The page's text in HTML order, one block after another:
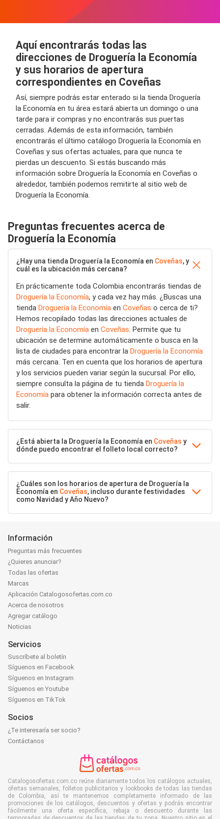
Aquí encontrarás todas las
direcciones de Droguería la Economía
y sus horarios de apertura
correspondientes en Coveñas
Así, siempre podrás estar enterado si la tienda Droguería
la Economía en tu área estará abierta un domingo o una
tarde para ir compras y no encontrarás sus puertas
cerradas. Además de esta información, también
encontrarás el último catálogo Droguería la Economía en
Coveñas y sus ofertas actuales, para que nunca te
pierdas un descuento. Si estás buscando más
información sobre Droguería la Economía en Coveñas o
alrededor, también podemos remitirte al sitio web de
Droguería la Economía.
Preguntas frecuentes acerca de
Droguería la Economía
¿Hay una tienda Droguería la Economía en Coveñas, y
cuál es la ubicación más cercana?
En prácticamente toda Colombia encontrarás tiendas de
Droguería la Economía, y cada vez hay más. ¿Buscas una
tienda Droguería la Economía en Coveñas o cerca de ti?
Hemos recopilado todas las direcciones actuales de
Droguería la Economía en Coveñas. Permite que tu
ubicación se determine automáticamente o busca en la
lista de ciudades para encontrar la Droguería la Economía
más cercana. Ten en cuenta que los horarios de apertura
y los servicios pueden variar según la sucursal. Por ello,
siempre consulta la página de tu tienda Droguería la
Economía para obtener la información correcta antes de
salir.
¿Está abierta la Droguería la Economía en Coveñas y
dónde puedo encontrar el folleto local correcto?
¿Cuáles son los horarios de apertura de Droguería la
Economía en Coveñas, incluso durante festividades
como Navidad y Año Nuevo?
Información
Preguntas más frecuentes
¿Quieres anunciar?
Todas las ofertas
Marcas
Aplicación Catalogosofertas.com.co
Acerca de nosotros
Agregar catálogo
Noticias
Servicios
Suscríbete al boletín
Síguenos en Facebook
Síguenos en Instagram
Síguenos en Youtube
Síguenos en TikTok
Socios
¿Te interesaría ser socio?
Contáctanos
Catalogosofertas.com.co reúne diariamente todos los catálogos actuales,
ofertas semanales, folletos publicitarios y lookbooks de todas las tiendas
de Colombia, así te mantenemos completamente informado de las
promociones de los catálogos, descuentos y ofertas y podrás encontrar
fácilmente una oferta específica, rebaja o descuento durante las